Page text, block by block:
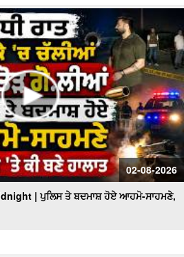
02-08-2026
| ਪੁਲਿਸ ਤੇ ਬਦਮਾਸ਼ ਹੋਏ ਆਹਮੋ-ਸਾਹਮਣੇ,